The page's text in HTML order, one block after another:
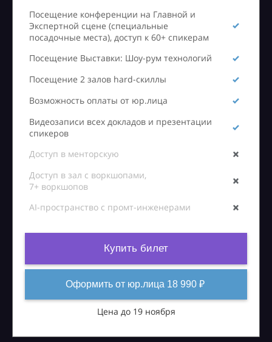
Посещение конференции на Главной и
Экспертной сцене (специальные
посадочные места), доступ к 60+ спикерам
Посещение Выставки: Шоу-рум технологий
Посещение 2 залов hard-скиллы
Возможность оплаты от юр.лица
Видеозаписи всех докладов и презентации
спикеров
Доступ в менторскую
Доступ в зал с воркшопами,
7+ воркшопов
AI-пространство с промт-инженерами
Купить билет
Оформить от юр.лица 18 990 ₽
Цена до 19 ноября